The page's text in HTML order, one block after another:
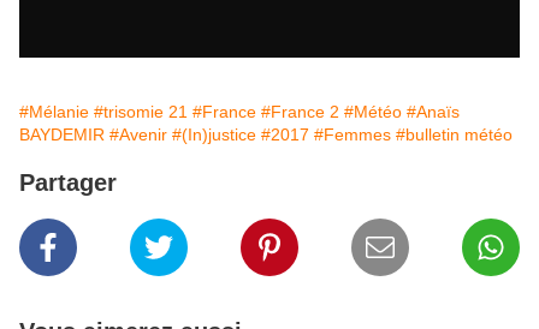
#Mélanie #trisomie 21 #France #France 2 #Météo #Anaïs
BAYDEMIR #Avenir #(In)justice #2017 #Femmes #bulletin météo
Partager